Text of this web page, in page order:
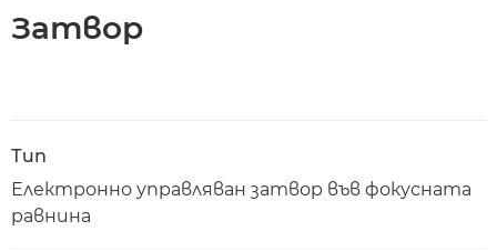
Затвор
Тип
Електронно управляван затвор във фокусната
равнина